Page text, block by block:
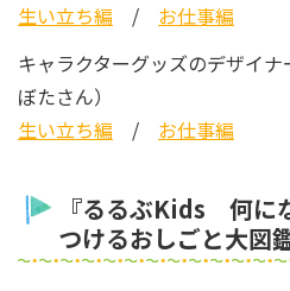
生い立ち編 / お仕事編
キャラクターグッズのデザイ
ぼたさん）
生い立ち編 / お仕事編
『るるぶKids 何に
つけるおしごと大図